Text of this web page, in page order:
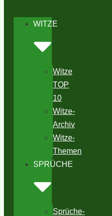
WITZE
Witze
TOP
10
Witze-
Archiv
Witze-
Themen
SPRÜCHE
Sprüche-